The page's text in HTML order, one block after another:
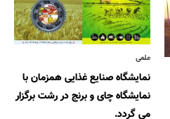
علمی
نمایشگاه صنایع غذایی همزمان با
نمایشگاه چای و برنج در رشت برگزار
می گردد.